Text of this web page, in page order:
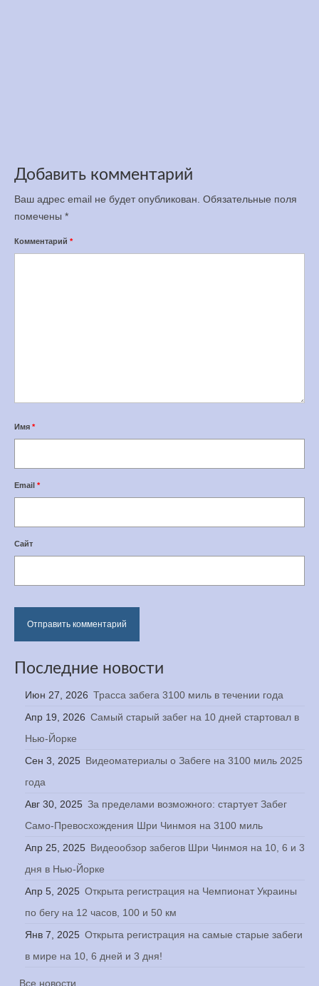
Добавить комментарий
Ваш адрес email не будет опубликован. Обязательные поля
помечены *
Комментарий *
Имя *
Email *
Сайт
Последние новости
Июн 27, 2026 Трасса забега 3100 миль в течении года
Апр 19, 2026 Самый старый забег на 10 дней стартовал в
Нью-Йорке
Сен 3, 2025 Видеоматериалы о Забеге на 3100 миль 2025
года
Авг 30, 2025 За пределами возможного: стартует Забег
Само-Превосхождения Шри Чинмоя на 3100 миль
Апр 25, 2025 Видеообзор забегов Шри Чинмоя на 10, 6 и 3
дня в Нью-Йорке
Апр 5, 2025 Открыта регистрация на Чемпионат Украины
по бегу на 12 часов, 100 и 50 км
Янв 7, 2025 Открыта регистрация на самые старые забеги
в мире на 10, 6 дней и 3 дня!
Все новости